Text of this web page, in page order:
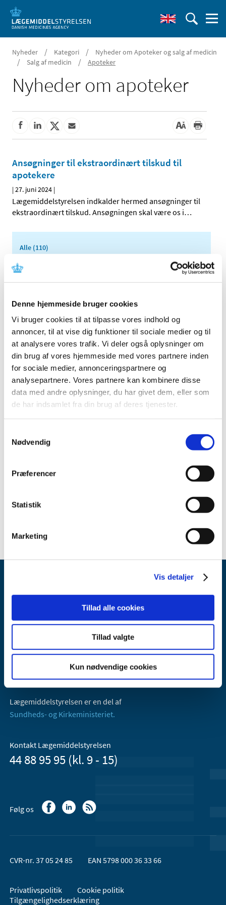
Denne hjemmeside bruger cookies
Vi bruger cookies til at tilpasse vores indhold og
annoncer, til at vise dig funktioner til sociale medier og til
at analysere vores trafik. Vi deler også oplysninger om
din brug af vores hjemmeside med vores partnere inden
for sociale medier, annonceringspartnere og
analysepartnere. Vores partnere kan kombinere disse
data med andre oplysninger, du har givet dem, eller som
de har indsamlet fra din brug af deres tjenester.
Nødvendig
Præferencer
Statistik
Marketing
Vis detaljer
Tillad alle cookies
Tillad valgte
Kun nødvendige cookies
Nyheder / Kategori / Nyheder om Apoteker og salg af medicin
/ Salg af medicin / Apoteker
Nyheder om apoteker
Ansøgninger til ekstraordinært tilskud til
apotekere
|27. juni 2024 |
Lægemiddelstyrelsen indkalder hermed ansøgninger til
ekstraordinært tilskud. Ansøgningen skal være os i…
Alle (110)
TID
september (1)
juli (2)
juni (1)
2023 (4)
2022 (3)
2020 (15)
2019 (30)
2018 (16)
2016 (24)
Relateret indhold
Axel Heides Gade 1
2300 København S
Email:dkma@dkma.dk
Lægemiddelstyrelsen er en del af
Sundheds- og Kirkeministeriet.
Kontakt Lægemiddelstyrelsen
44 88 95 95 (kl. 9 - 15)
Følg os
CVR-nr. 37 05 24 85 EAN 5798 000 36 33 66
Privatlivspolitik
Cookie politik
Tilgængelighedserklæring